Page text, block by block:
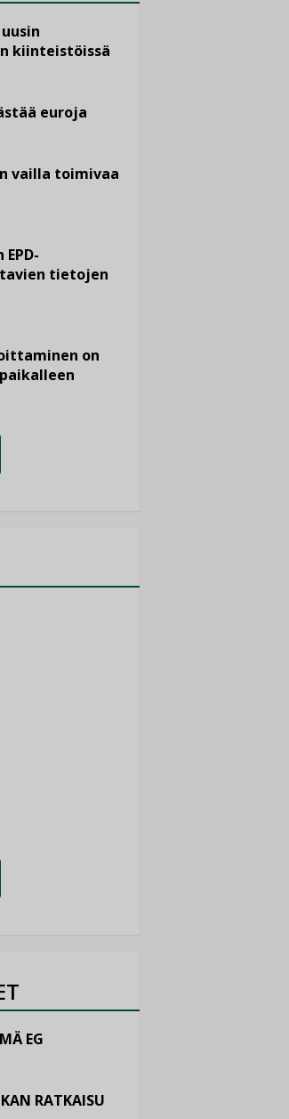
kiinteistöissä
euroja
vailla toimivaa
tietojen
on
EG
RATKAISU